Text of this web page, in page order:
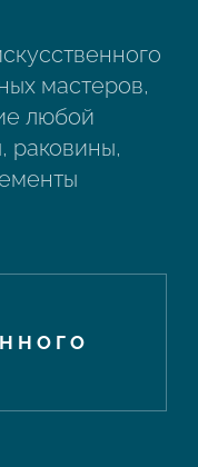
мастеров,
любой
раковины,